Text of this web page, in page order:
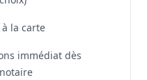
la carte
immédiat dès